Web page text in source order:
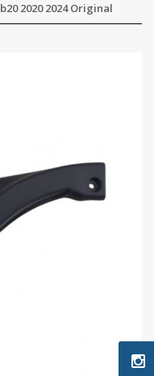
2020 2024 Original